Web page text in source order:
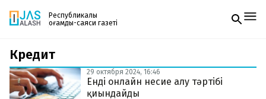
Республикалық
қоғамдық-саяси газеті
Жаңалықтар
Спорт
Live
Руханият
Газетке жазылу
PDF форматтағы газетті ай сайын электронды
Кредит
29 октября 2024, 16:46
Енді онлайн несие алу тәртібі
қиындайды